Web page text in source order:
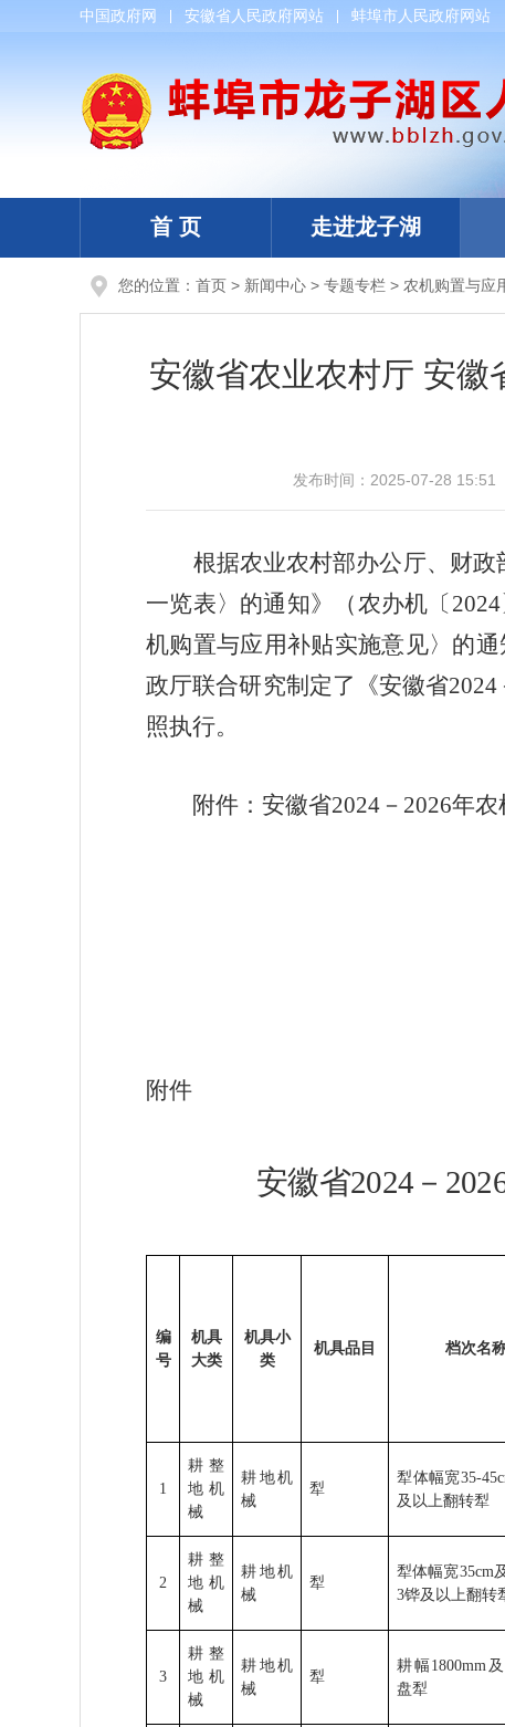
中国政府网 安徽省人民政府网站 蚌埠市人民政府网站
首 页 走进龙子湖
您的位置： 首页 > 新闻中心 > 专题专栏 > 农机购置与应
安徽省农业农村厅 安
发布时间： 2025-07-28 15:51
根据农业农村部办公厅、财政
一览表〉的通知》（农办机〔 2024
机购置与应用补贴实施意见〉的
政厅联合研究制定了《安徽省2024
照执行。
附件：安徽省2024 － 2026年农
安
附件
安徽省2024 －
编
号
机具
大类
机具小
类
机具品目 档次名
1
耕整
地机
械
耕地机
械
犁
犁体幅宽35-
及以上翻转犁
2
耕整
地机
械
耕地机
械
犁
犁体幅宽35cm
3铧及以上翻转
3
耕整
地机
械
耕地机
械
犁
耕幅 1800mm
盘犁